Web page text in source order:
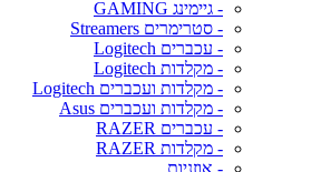
- גיימינג GAMING
- סטרימרים Streamers
- עכברים Logitech
- מקלדות Logitech
- מקלדות ועכברים Logitech
- מקלדות ועכברים Asus
- עכברים RAZER
- מקלדות RAZER
- אוזניות